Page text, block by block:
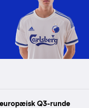
Q3-runde